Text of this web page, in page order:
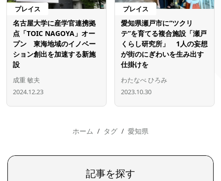
プレイス
名古屋大学に産学官連携拠
点「TOIC NAGOYA」オー
プン 東海地域のイノベー
ション創出を加速する新施
設
成重 敏夫
2024.12.23
プレイス
愛知県瀬戸市に“ツクリ
テ”を育てる複合施設「瀬戸
くらし研究所」 1人の妄想
が街のにぎわいを生み出す
仕掛けを
わたなべ ひろみ
2023.10.30
ホーム タグ 愛知県
記事を探す